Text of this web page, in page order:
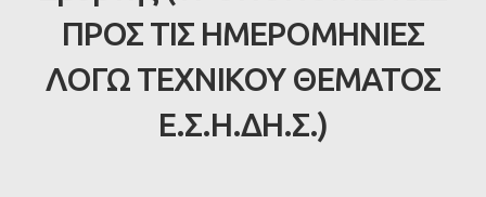
ΠΡΟΣ ΤΙΣ ΗΜΕΡΟΜΗΝΙΕΣ
ΛΟΓΩ ΤΕΧΝΙΚΟΥ ΘΕΜΑΤΟΣ
Ε.Σ.Η.ΔΗ.Σ.)